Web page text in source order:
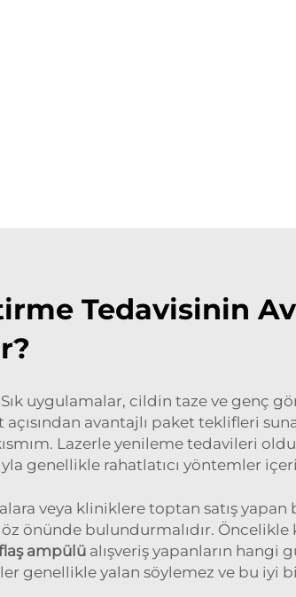
Tedavisinin
uygulamalar, cildin taze ve genç
avantajlı paket teklifleri
Lazerle yenileme tedavileri
genellikle rahatlatıcı yöntemler
veya kliniklere toptan satış
önünde bulundurmalıdır. Öncelikle
ampülü alışveriş yapanların hangi
genellikle yalan söylemez ve bu iyi